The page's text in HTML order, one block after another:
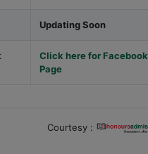
Updating Soon
Click here for Facebook
Page
Courtesy :